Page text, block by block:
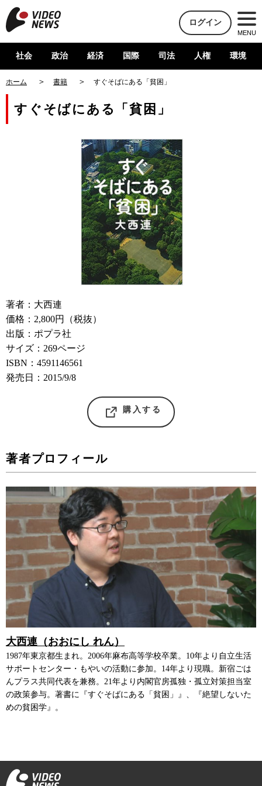
ログイン
MENU
社会 政治 経済 国際 司法 人権 環境
ホーム 書籍 すぐそばにある「貧困」
すぐそばにある「貧困」
著者：大西連
価格：2,800円（税抜）
出版：ポプラ社
サイズ：269ページ
ISBN：4591146561
発売日：2015/9/8
購入する
著者プロフィール
大西連（おおにし れん）
1987年東京都生まれ。2006年麻布高等学校卒業。10年より自立生活
サポートセンター・もやいの活動に参加。14年より現職。新宿ごは
んプラス共同代表を兼務。21年より内閣官房孤独・孤立対策担当室
の政策参与。著書に『すぐそばにある「貧困」』、『絶望しないた
めの貧困学』。